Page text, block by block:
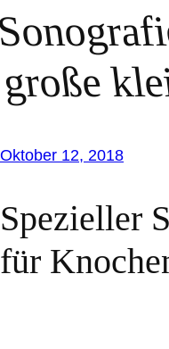
große
Oktober 12, 2018
Spezieller
für